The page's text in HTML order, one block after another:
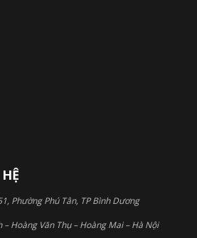
Phường Phú Tân, TP Bình Dương
– Hoàng Văn Thụ – Hoàng Mai – Hà Nội